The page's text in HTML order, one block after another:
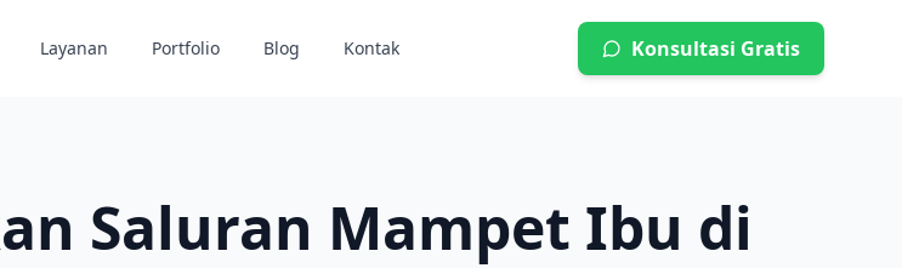
Layanan Portfolio Blog Kontak Konsultasi Gratis
Saluran Mampet Ibu di